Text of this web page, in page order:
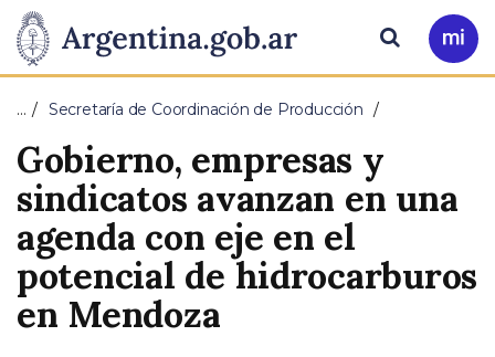
Presidencia
de
la
Nación
Pasar al contenido principal
Ir
a
Buscar
… Secretaría de Coordinación de Producción
Gobierno, empresas y
sindicatos avanzan en una
agenda con eje en el
potencial de hidrocarburos
en Mendoza